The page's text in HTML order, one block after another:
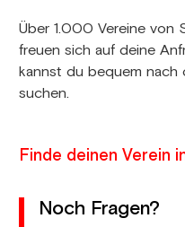
Über 1.000 Vereine von
freuen sich auf deine
kannst du bequem nach
suchen.
Finde deinen Verein
Noch Fragen?